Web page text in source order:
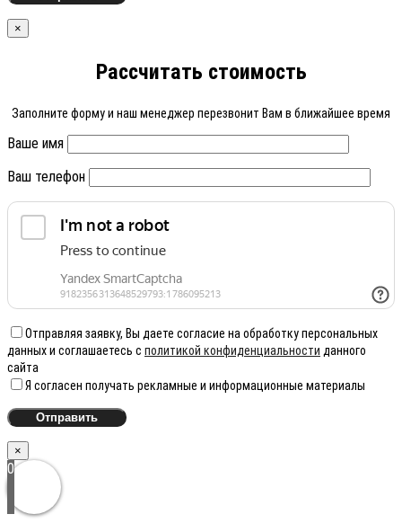
×
Рассчитать стоимость
Заполните форму и наш менеджер перезвонит Вам в ближайшее время
Ваше имя
Ваш телефон
Отправляя заявку, Вы даете согласие на обработку персональных
данных и соглашаетесь с политикой конфиденциальности данного
сайта
Я согласен получать рекламные и информационные материалы
×
0